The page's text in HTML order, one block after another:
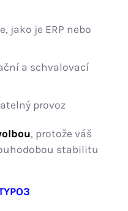
jako je ERP nebo
a schvalovací
provoz
, protože váš
stabilitu